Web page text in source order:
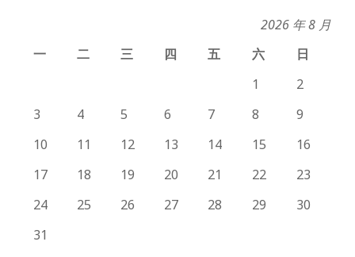
2026 年 8 月
一
二 三 四 五 六
日
1
2
3
4 5 6 7 8
9
10
11 12 13 14 15
16
17
18 19 20 21 22
23
24
25 26 27 28 29
30
31